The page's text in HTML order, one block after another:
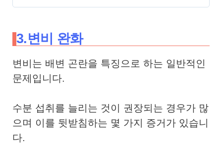
3.변비 완화
변비 는 배변 곤란을 특징으로 하는 일반적인
문제입니다.
수분 섭취를 늘리는 것이 권장되는 경우가 많
으며 이를 뒷받침하는 몇 가지 증거가 있습니
다.